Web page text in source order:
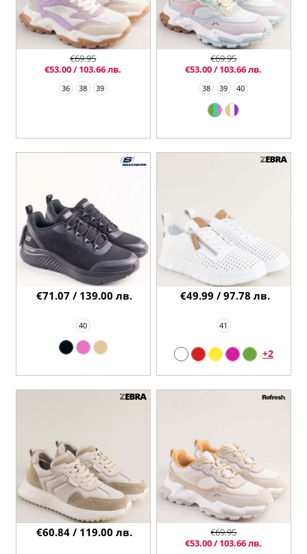
36 38 39
€69.95
€53.00 / 103.66 лв.
38 39 40
€69.95
€53.00 / 103.66 лв.
40
€71.07 / 139.00 лв.
41
+2
€49.99 / 97.78 лв.
€60.84 / 119.00 лв.
€69.95
€53.00 / 103.66 лв.